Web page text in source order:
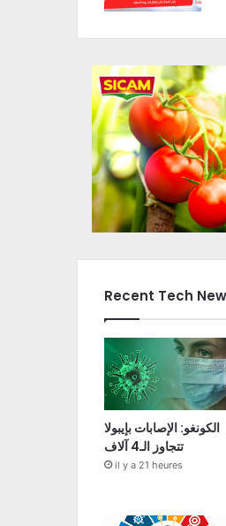
Recent Tech
الكونغو: الإصابات بإيبولا
تتجاوز الـ4 آلاف
il y a 21 heures